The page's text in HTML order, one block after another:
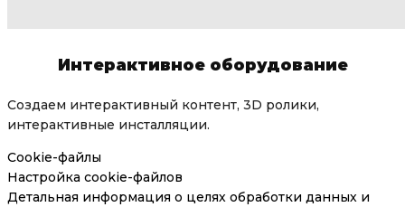
Интерактивное оборудование
Создаем интерактивный контент, 3D ролики,
интерактивные инсталляции.
Cookie-файлы
Настройка cookie-файлов
Детальная информация о целях обработки данных и